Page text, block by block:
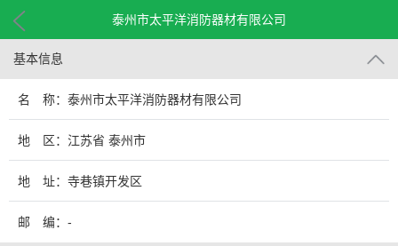
泰州市太平洋消防器材有限公司
基本信息
名 称：泰州市太平洋消防器材有限公司
地 区：江苏省 泰州市
地 址：寺巷镇开发区
邮 编：-